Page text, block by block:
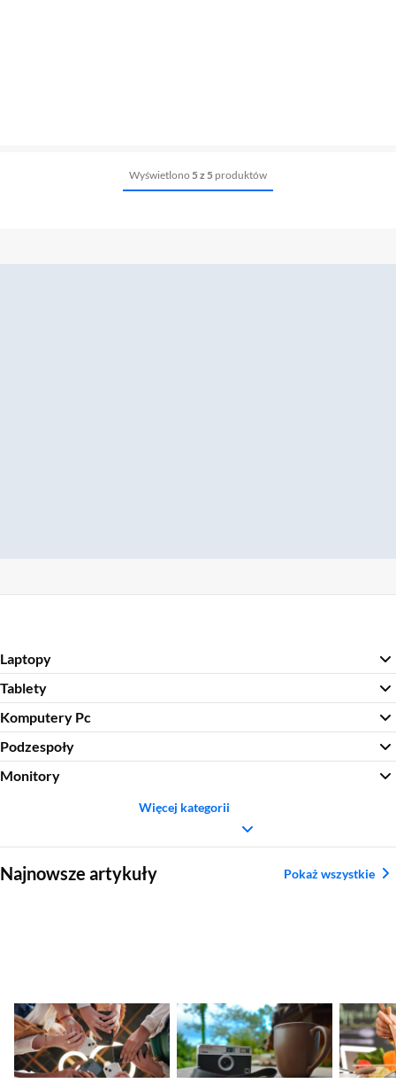
Wyświetlono 5 z 5 produktów
Laptopy
Tablety
Komputery Pc
Podzespoły
Monitory
Więcej kategorii
Najnowsze artykuły Pokaż wszystkie
Nadchodzące
premiery smartfonów
– kalendarz nowości
2026
Ranking aparatów
kompaktowych.
Najlepsze modele
2026